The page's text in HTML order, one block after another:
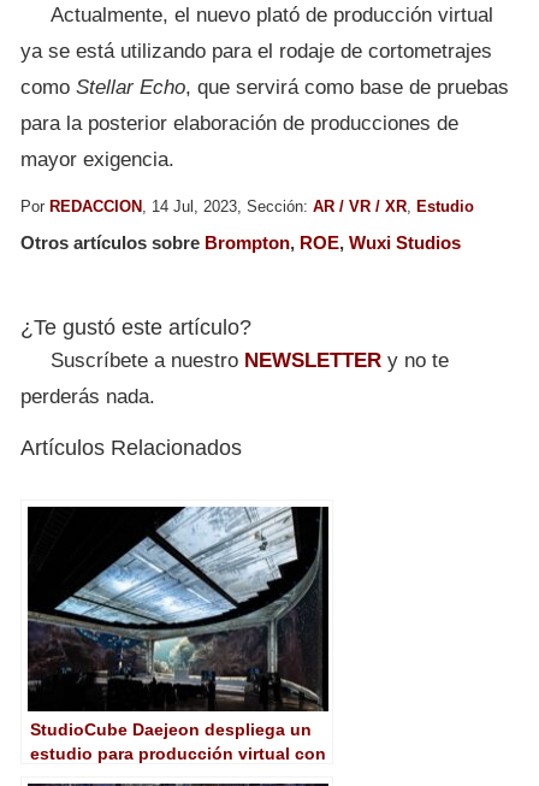
Actualmente, el nuevo plató de producción virtual
ya se está utilizando para el rodaje de cortometrajes
como Stellar Echo, que servirá como base de pruebas
para la posterior elaboración de producciones de
mayor exigencia.
Por REDACCION , 14 Jul, 2023, Sección: AR / VR / XR, Estudio
Otros artículos sobre Brompton, ROE, Wuxi Studios
¿Te gustó este artículo?
Suscríbete a nuestro NEWSLETTER y no te
perderás nada.
Artículos Relacionados
StudioCube Daejeon despliega un
estudio para producción virtual con